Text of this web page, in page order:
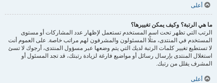
أعلى
ما هي الرتبة؟ وكيف يمكن تغييرها؟
الرتب التي تظهر تحت اسم المستخدم تستعمل لإظهار عدد المشاركات أو مستوى
المستخدم في المنتدى، مثلًا المسئولون والمشرفون لهم مراتب خاصة. على العموم أنت
لا تستطيع تغيير كلمات الرتبة لديك التي يتم وضعها عبر مسؤول المنتدى، أرجوك لا تسئ
استغلال المنتدى بإرسال رسائل أو مواضيع فارغة لزيادة رتبتك، قد تجد المسئول أو
المشرف يقلل من رتبك.
أعلى